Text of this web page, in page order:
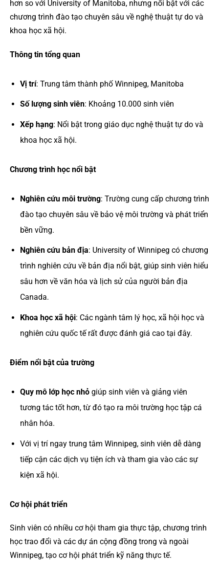
hơn so với University of Manitoba, nhưng nổi bật với các
chương trình đào tạo chuyên sâu về nghệ thuật tự do và
khoa học xã hội.
Thông tin tổng quan
Vị trí: Trung tâm thành phố Winnipeg, Manitoba
Số lượng sinh viên: Khoảng 10.000 sinh viên
Xếp hạng: Nổi bật trong giáo dục nghệ thuật tự do và
khoa học xã hội.
Chương trình học nổi bật
Nghiên cứu môi trường: Trường cung cấp chương trình
đào tạo chuyên sâu về bảo vệ môi trường và phát triển
bền vững.
Nghiên cứu bản địa: University of Winnipeg có chương
trình nghiên cứu về bản địa nổi bật, giúp sinh viên hiểu
sâu hơn về văn hóa và lịch sử của người bản địa
Canada.
Khoa học xã hội: Các ngành tâm lý học, xã hội học và
nghiên cứu quốc tế rất được đánh giá cao tại đây.
Điểm nổi bật của trường
Quy mô lớp học nhỏgiúp sinh viên và giảng viên
tương tác tốt hơn, từ đó tạo ra môi trường học tập cá
nhân hóa.
Với vị trí ngay trung tâm Winnipeg, sinh viên dễ dàng
tiếp cận các dịch vụ tiện ích và tham gia vào các sự
kiện xã hội.
Cơ hội phát triển
Sinh viên có nhiều cơ hội tham gia thực tập, chương trình
học trao đổi và các dự án cộng đồng trong và ngoài
Winnipeg, tạo cơ hội phát triển kỹ năng thực tế.